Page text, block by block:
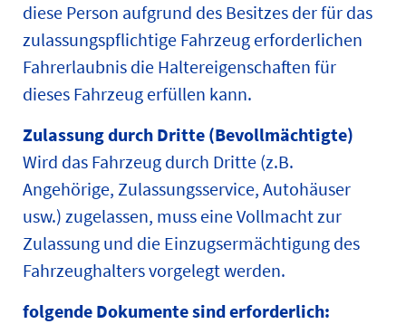
diese Person aufgrund des Besitzes der für das
zulassungspflichtige Fahrzeug erforderlichen
Fahrerlaubnis die Haltereigenschaften für
dieses Fahrzeug erfüllen kann.
Zulassung durch Dritte (Bevollmächtigte)
Wird das Fahrzeug durch Dritte (z.B.
Angehörige, Zulassungsservice, Autohäuser
usw.) zugelassen, muss eine Vollmacht zur
Zulassung und die Einzugsermächtigung des
Fahrzeughalters vorgelegt werden.
folgende Dokumente sind erforderlich: